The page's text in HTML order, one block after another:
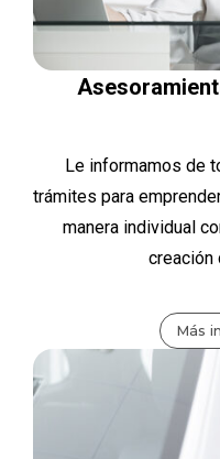
Le informamos de
trámites para
manera individual
creación
Más